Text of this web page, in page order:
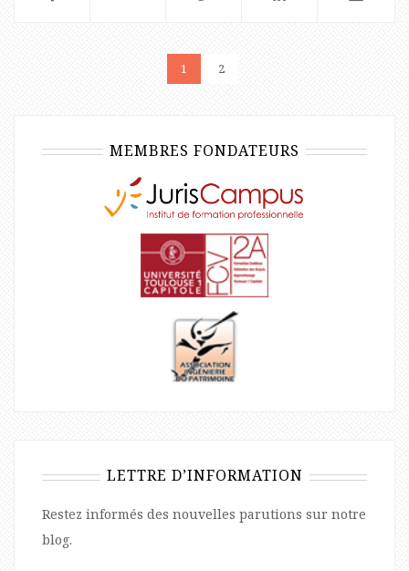
1 2
MEMBRES FONDATEURS
LETTRE D’INFORMATION
Restez informés des nouvelles parutions sur notre
blog.